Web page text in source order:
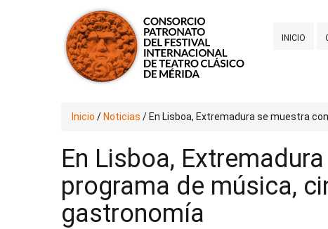
INICIO
Inicio / Noticias / En Lisboa, Extremadura se muestra
En Lisboa,
programa de música,
gastronomía